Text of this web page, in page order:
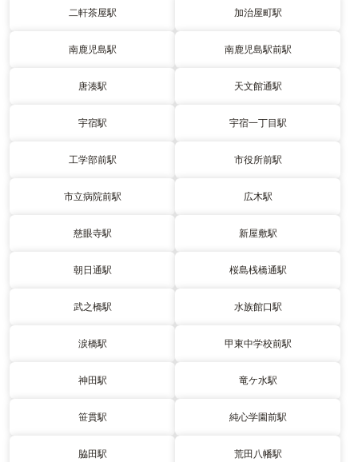
二軒茶屋駅 加治屋町駅
南鹿児島駅 南鹿児島駅前駅
唐湊駅 天文館通駅
宇宿駅 宇宿一丁目駅
工学部前駅 市役所前駅
市立病院前駅 広木駅
慈眼寺駅 新屋敷駅
朝日通駅 桜島桟橋通駅
武之橋駅 水族館口駅
涙橋駅 甲東中学校前駅
神田駅 竜ケ水駅
笹貫駅 純心学園前駅
脇田駅 荒田八幡駅